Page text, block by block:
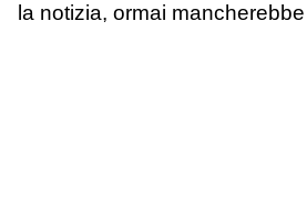
la notizia, ormai